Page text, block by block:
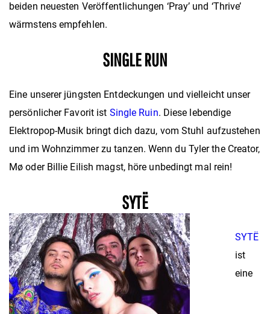
beiden neuesten Veröffentlichungen ‘Pray’ und ‘Thrive’
wärmstens empfehlen.
SINGLE RUN
Eine unserer jüngsten Entdeckungen und vielleicht unser
persönlicher Favorit ist Single Ruin. Diese lebendige
Elektropop-Musik bringt dich dazu, vom Stuhl aufzustehen
und im Wohnzimmer zu tanzen. Wenn du Tyler the Creator,
Mø oder Billie Eilish magst, höre unbedingt mal rein!
SYTË
SYTË
ist
eine